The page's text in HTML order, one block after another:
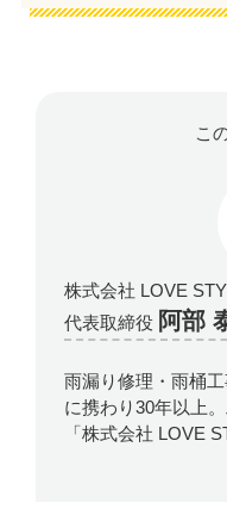
こ
株式会社 LOVE
代表取締役 阿部
雨漏り修理・雨桶
に携わり30年以上
「株式会社 LOVE